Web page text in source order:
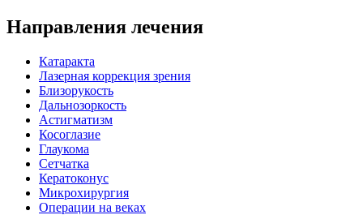
Направления лечения
Катаракта
Лазерная коррекция зрения
Близорукость
Дальнозоркость
Астигматизм
Косоглазие
Глаукома
Сетчатка
Кератоконус
Микрохирургия
Операции на веках